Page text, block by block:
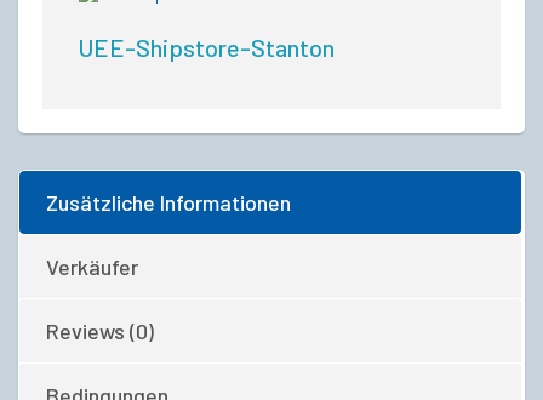
UEE-Shipstore-Stanton
Zusätzliche Informationen
Verkäufer
Reviews (0)